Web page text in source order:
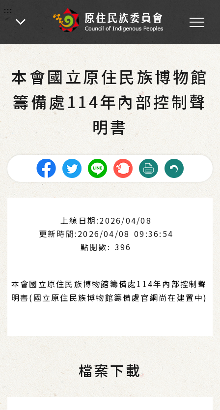
:::
:::
首頁 - 為民服務 - 主動公開資訊
內部控制專區
本會國立原住民族博物館
籌備處114年內部控制聲
明書
上線日期:2026/04/08
更新時間:2026/04/08 09:36:54
點閱數: 396
本會國立原住民族博物館籌備處114年內部控制聲
明書(國立原住民族博物館籌備處官網尚在建置中)
檔案下載